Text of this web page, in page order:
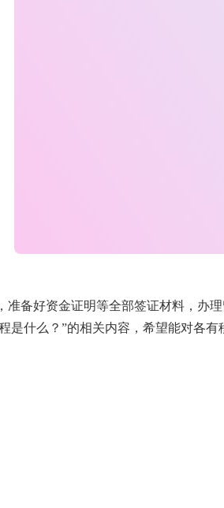
备好资金证明等全部签证材料，办
是什么？”的相关内容，希望能对各